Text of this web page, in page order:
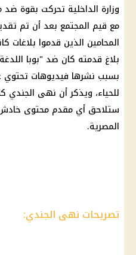
وزارة الداخلية تحركت بقوة
مع قيم المجتمع بعد أن تم
المحامين الذين قدموا بلاغات
بلاغ قدمته كان ضد "بوبا
بسبب نشرها فيديوهات تحتوي
للحياء، ويذكر أن نهى الجندي
ستلاحق أي مقدم محتوى
المصرية.
تصريحات نهى الجندي: